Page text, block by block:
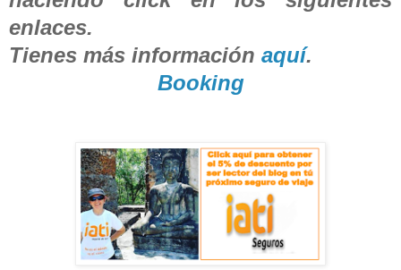
enlaces.
Tienes más información aquí.
Booking